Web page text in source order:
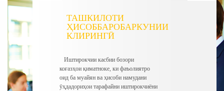
ТАШКИЛОТИ
ҲИСОББАРОБАРКУНИИ
КЛИРИНГӢ
Иштирокчии касбии бозори
коғазҳои қиматноке, ки фаъолиятро
оид ба муайян ва ҳисоби намудани
ӯҳдадориҳои тарафайни иштирокчиёни